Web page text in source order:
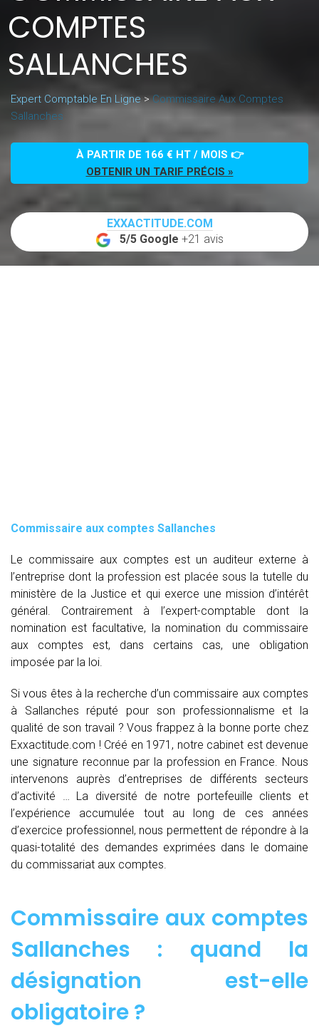
COMPTES
SALLANCHES
Expert Comptable En Ligne>Commissaire Aux Comptes
Sallanches
À PARTIR DE 166 € HT / MOIS 👉
OBTENIR UN TARIF PRÉCIS »
EXXACTITUDE.COM
5/5 Google +21 avis
Commissaire aux comptes Sallanches
Le commissaire aux comptes est un auditeur externe à
l’entreprise dont la profession est placée sous la tutelle du
ministère de la Justice et qui exerce une mission d’intérêt
général. Contrairement à l’expert-comptable dont la
nomination est facultative, la nomination du commissaire
aux comptes est, dans certains cas, une obligation
imposée par la loi.
Si vous êtes à la recherche d’un commissaire aux comptes
à Sallanches réputé pour son professionnalisme et la
qualité de son travail ? Vous frappez à la bonne porte chez
Exxactitude.com ! Créé en 1971, notre cabinet est devenue
une signature reconnue par la profession en France. Nous
intervenons auprès d’entreprises de différents secteurs
d’activité … La diversité de notre portefeuille clients et
l’expérience accumulée tout au long de ces années
d’exercice professionnel, nous permettent de répondre à la
quasi-totalité des demandes exprimées dans le domaine
du commissariat aux comptes.
Commissaire aux comptes
Sallanches : quand la
désignation est-elle
obligatoire ?